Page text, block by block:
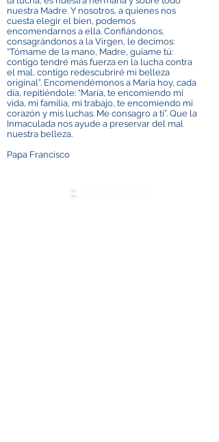
nuestra Madre. Y nosotros, a quienes nos
cuesta elegir el bien, podemos
encomendarnos a ella. Confiándonos,
consagrándonos a la Virgen, le decimos:
“Tómame de la mano, Madre, guíame tú:
contigo tendré más fuerza en la lucha contra
el mal, contigo redescubriré mi belleza
original”. Encomendémonos a María hoy, cada
día, repitiéndole: “María, te encomiendo mi
vida, mi familia, mi trabajo, te encomiendo mi
corazón y mis luchas. Me consagro a ti”. Que la
Inmaculada nos ayude a preservar del mal
nuestra belleza.
Papa Francisco